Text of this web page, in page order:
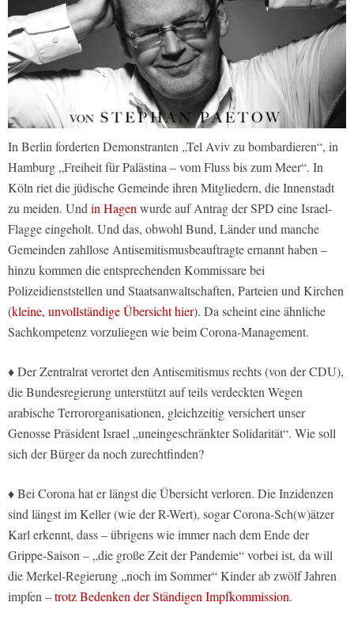
In Berlin forderten Demonstranten „Tel Aviv zu bombardieren“, in
Hamburg „Freiheit für Palästina – vom Fluss bis zum Meer“. In
Köln riet die jüdische Gemeinde ihren Mitgliedern, die Innenstadt
zu meiden. Undin Hagenwurde auf Antrag der SPD eine Israel-
Flagge eingeholt. Und das, obwohl Bund, Länder und manche
Gemeinden zahllose Antisemitismusbeauftragte ernannt haben –
hinzu kommen die entsprechenden Kommissare bei
Polizeidienststellen und Staatsanwaltschaften, Parteien und Kirchen
(kleine, unvollständige Übersicht hier). Da scheint eine ähnliche
Sachkompetenz vorzuliegen wie beim Corona-Management.
♦ Der Zentralrat verortet den Antisemitismus rechts (von der CDU),
die Bundesregierung unterstützt auf teils verdeckten Wegen
arabische Terrororganisationen, gleichzeitig versichert unser
Genosse Präsident Israel „uneingeschränkter Solidarität“. Wie soll
sich der Bürger da noch zurechtfinden?
♦ Bei Corona hat er längst die Übersicht verloren. Die Inzidenzen
sind längst im Keller (wie der R-Wert), sogar Corona-Sch(w)ätzer
Karl erkennt, dass – übrigens wie immer nach dem Ende der
Grippe-Saison – „die große Zeit der Pandemie“ vorbei ist, da will
die Merkel-Regierung „noch im Sommer“ Kinder ab zwölf Jahren
impfen –trotz Bedenken der Ständigen Impfkommission.